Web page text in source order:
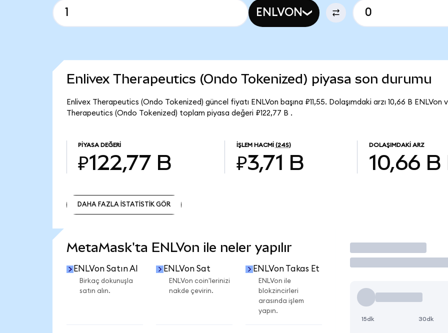
ENLVON
Enlivex Therapeutics (Ondo Tokenized) piyasa son durumu
Enlivex Therapeutics (Ondo Tokenized) güncel fiyatı ENLVon başına ₽11,55. Dolaşımdaki arzı 10,66 B ENLVon
Therapeutics (Ondo Tokenized) toplam piyasa değeri ₽122,77 B .
PIYASA DEĞERI
₽122,77 B
İŞLEM HACMI (24S)
₽3,71 B
DOLAŞIMDAKI ARZ
10,66 B
DAHA FAZLA İSTATİSTİK GÖR
MetaMask'ta ENLVon ile neler yapılır
ENLVon Satın Al
Birkaç dokunuşla
satın alın.
ENLVon Sat
ENLVon coin'lerinizi
nakde çevirin.
ENLVon Takas Et
ENLVon ile
blokzincirleri
arasında işlem
yapın.
İşlem Yap
15dk 30dk